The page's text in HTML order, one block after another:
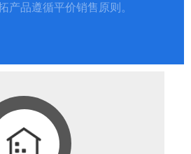
产品遵循平价销售原则。